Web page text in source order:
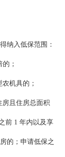
纳入低保范围：
；
机具的；
房且住房总面积
前 1 年内以及享
的；申请低保之